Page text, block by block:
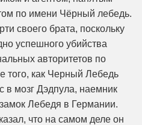
по имени Чёрный лебедь.
своего брата, поскольку
успешного убийства
авторитетов по
того, как Черный Лебедь
в мозг Дэдпула, наемник
Лебедя в Германии.
что на самом деле он